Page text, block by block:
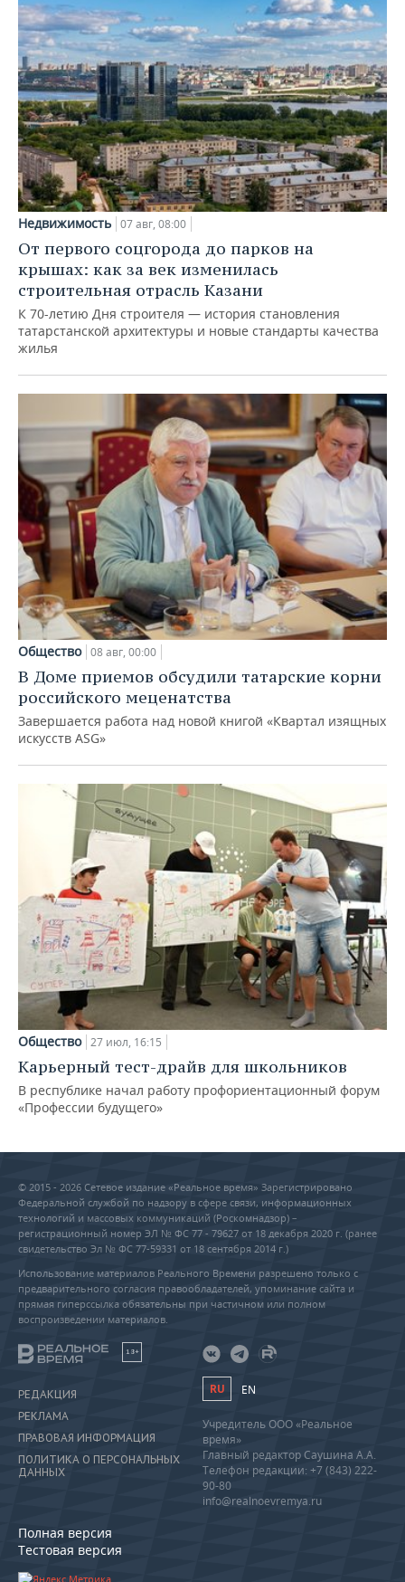
Недвижимость 07 авг, 08:00
От первого соцгорода до парков на
крышах: как за век изменилась
строительная отрасль Казани
К 70-летию Дня строителя — история становления
татарстанской архитектуры и новые стандарты качества
жилья
Общество 08 авг, 00:00
В Доме приемов обсудили татарские корни
российского меценатства
Завершается работа над новой книгой «Квартал изящных
искусств ASG»
Общество 27 июл, 16:15
Карьерный тест-драйв для школьников
В республике начал работу профориентационный форум
«Профессии будущего»
© 2015 - 2026 Сетевое издание «Реальное время» Зарегистрировано
Федеральной службой по надзору в сфере связи, информационных
технологий и массовых коммуникаций (Роскомнадзор) –
регистрационный номер ЭЛ № ФС 77 - 79627 от 18 декабря 2020 г. (ранее
свидетельство Эл № ФС 77-59331 от 18 сентября 2014 г.)
Использование материалов Реального Времени разрешено только с
предварительного согласия правообладателей, упоминание сайта и
прямая гиперссылка обязательны при частичном или полном
воспроизведении материалов.
18+
РЕДАКЦИЯ
РЕКЛАМА
ПРАВОВАЯ ИНФОРМАЦИЯ
ПОЛИТИКА О ПЕРСОНАЛЬНЫХ
ДАННЫХ
Полная версия
Тестовая версия
RU EN
Учредитель ООО «Реальное
время»
Главный редактор Саушина А.А.
Телефон редакции: +7 (843) 222-
90-80
info@realnoevremya.ru